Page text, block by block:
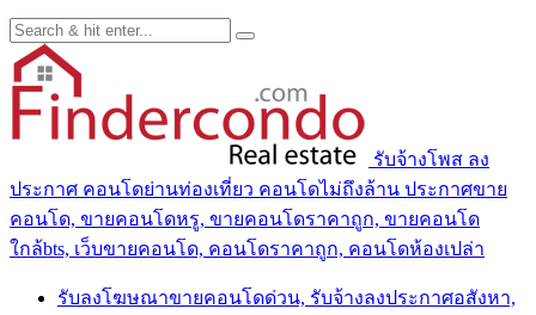
รับจ้างโพส ลง
ประกาศ คอนโดย่านท่องเที่ยว คอนโดไม่ถึงล้าน ประกาศขาย
คอนโด, ขายคอนโดหรู, ขายคอนโดราคาถูก, ขายคอนโด
ใกล้bts, เว็บขายคอนโด, คอนโดราคาถูก, คอนโดห้องเปล่า
รับลงโฆษณาขายคอนโดด่วน, รับจ้างลงประกาศอสังหา,